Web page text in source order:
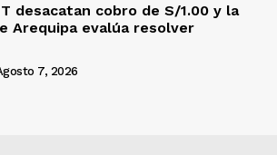
desacatan cobro de S/1.00 y la
Arequipa evalúa resolver
7, 2026